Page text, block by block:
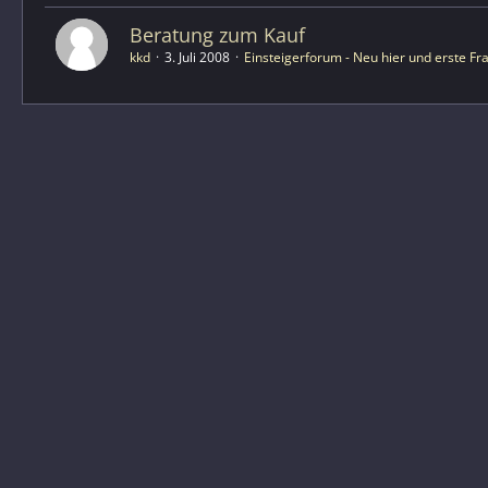
Beratung zum Kauf
kkd 3. Juli 2008 Einsteigerforum - Neu hier und erste